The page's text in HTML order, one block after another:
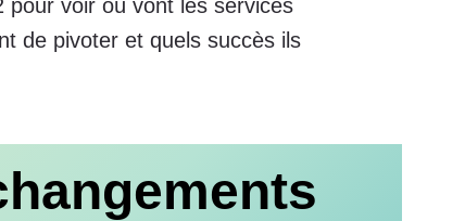
pour voir où vont les services
de pivoter et quels succès ils